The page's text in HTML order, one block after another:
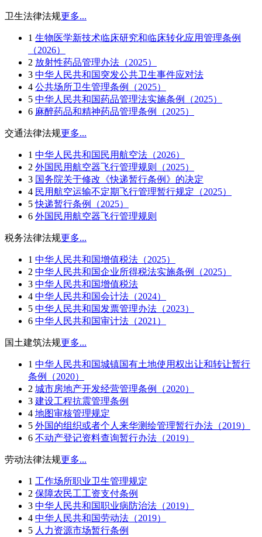
卫生法律法规更多...
1 生物医学新技术临床研究和临床转化应用管理条例
（2026）
2 放射性药品管理办法（2025）
3 中华人民共和国突发公共卫生事件应对法
4 公共场所卫生管理条例（2025）
5 中华人民共和国药品管理法实施条例（2025）
6 麻醉药品和精神药品管理条例（2025）
交通法律法规更多...
1 中华人民共和国民用航空法（2026）
2 外国民用航空器飞行管理规则（2025）
3 国务院关于修改《快递暂行条例》的决定
4 民用航空运输不定期飞行管理暂行规定（2025）
5 快递暂行条例（2025）
6 外国民用航空器飞行管理规则
税务法律法规更多...
1 中华人民共和国增值税法（2025）
2 中华人民共和国企业所得税法实施条例（2025）
3 中华人民共和国增值税法
4 中华人民共和国会计法（2024）
5 中华人民共和国发票管理办法（2023）
6 中华人民共和国审计法（2021）
国土建筑法规更多...
1 中华人民共和国城镇国有土地使用权出让和转让暂行
条例（2020）
2 城市房地产开发经营管理条例（2020）
3 建设工程抗震管理条例
4 地图审核管理规定
5 外国的组织或者个人来华测绘管理暂行办法（2019）
6 不动产登记资料查询暂行办法（2019）
劳动法律法规更多...
1 工作场所职业卫生管理规定
2 保障农民工工资支付条例
3 中华人民共和国职业病防治法（2019）
4 中华人民共和国劳动法（2019）
5 人力资源市场暂行条例